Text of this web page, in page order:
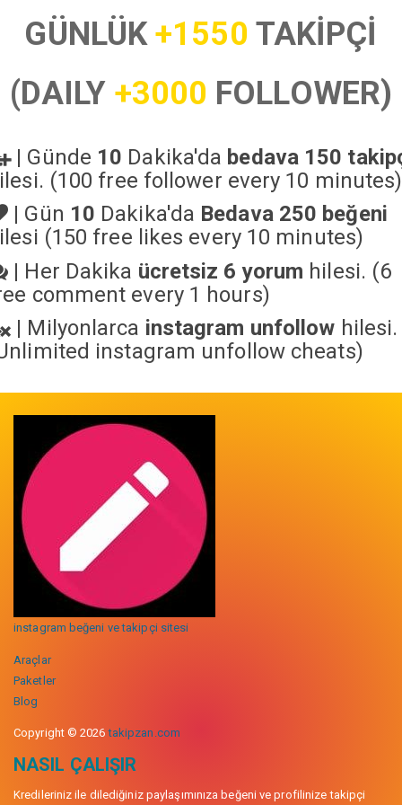
GÜNLÜK+1550 TAKİPÇİ
(DAILY +3000 FOLLOWER)
| Günde 10 Dakika'da bedava 150
(100 free follower every 10 minutes)
| Gün 10 Dakika'da Bedava 250 beğeni
(150 free likes every 10 minutes)
| Her Dakika ücretsiz 6 yorum hilesi. (6
comment every 1 hours)
| Milyonlarca instagram unfollow hilesi.
instagram unfollow cheats)
instagram beğeni ve takipçi sitesi
Araçlar
Paketler
Blog
Copyright © 2026takipzan.com
NASIL ÇALIŞIR
Kredileriniz ile dilediğiniz paylaşımınıza beğeni ve profilinize takipçi